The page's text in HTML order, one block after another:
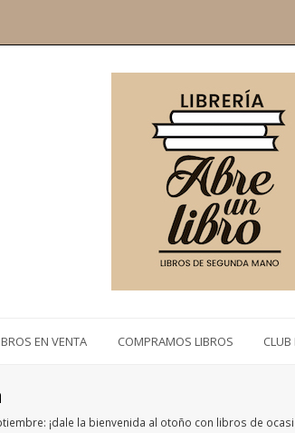
EN VENTA COMPRAMOS LIBROS CLUB
¡dale la bienvenida al otoño con libros de